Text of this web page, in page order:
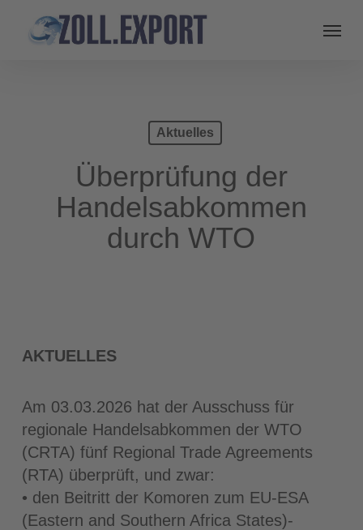
Aktuelles
Überprüfung der
Handelsabkommen
durch WTO
AKTUELLES
Am 03.03.2026 hat der Ausschuss für
regionale Handelsabkommen der WTO
(CRTA) fünf Regional Trade Agreements
(RTA) überprüft, und zwar:
• den Beitritt der Komoren zum EU-ESA
(Eastern and Southern Africa States)-